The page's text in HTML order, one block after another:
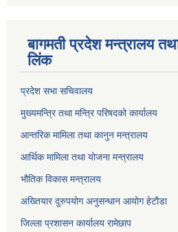
बागमती प्रदेश मन्त्रालय
लिंक
प्रदेश सभा सचिवालय
मुख्यमन्त्रि तथा मन्त्रि परिषदको कार्यालय
आन्तरिक मामिला तथा कानुन मन्त्रालय
आर्थिक मामिला तथा योजना मन्त्रालय
भौतिक विकास मन्त्रालय
अख्तियार दुरुपयोग अनुसन्धान आयोग हेटौडा
जिल्ला प्रशासन कार्यालय रामेछाप